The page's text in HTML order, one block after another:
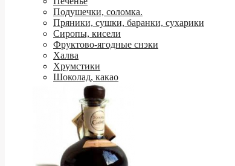
Подушечки, соломка.
Пряники, сушки, баранки, сухарики
Сиропы, кисели
Фруктово-ягодные снэки
Халва
Хрумстики
Шоколад, какао